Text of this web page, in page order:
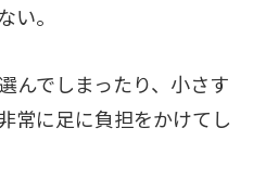
い。
んでしまったり、小さす
常に足に負担をかけてし